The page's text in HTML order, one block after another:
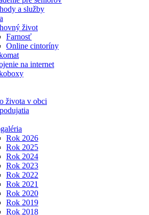
a služby
život
Farnosť
Online cintoríny
na internet
života v obci
Rok 2026
Rok 2025
Rok 2024
Rok 2023
Rok 2022
Rok 2021
Rok 2020
Rok 2019
Rok 2018